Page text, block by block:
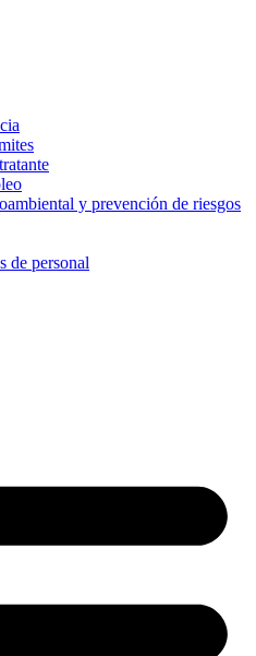
y prevención de riesgos
de personal